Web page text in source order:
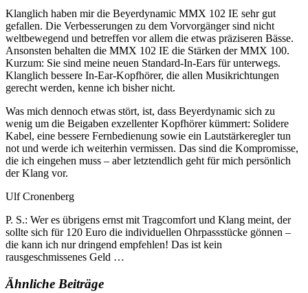
Klanglich haben mir die Beyerdynamic MMX 102 IE sehr gut
gefallen. Die Verbesserungen zu dem Vorvorgänger sind nicht
weltbewegend und betreffen vor allem die etwas präziseren Bässe.
Ansonsten behalten die MMX 102 IE die Stärken der MMX 100.
Kurzum: Sie sind meine neuen Standard-In-Ears für unterwegs.
Klanglich bessere In-Ear-Kopfhörer, die allen Musikrichtungen
gerecht werden, kenne ich bisher nicht.
Was mich dennoch etwas stört, ist, dass Beyerdynamic sich zu
wenig um die Beigaben exzellenter Kopfhörer kümmert: Solidere
Kabel, eine bessere Fernbedienung sowie ein Lautstärkeregler tun
not und werde ich weiterhin vermissen. Das sind die Kompromisse,
die ich eingehen muss – aber letztendlich geht für mich persönlich
der Klang vor.
Ulf Cronenberg
P. S.: Wer es übrigens ernst mit Tragcomfort und Klang meint, der
sollte sich für 120 Euro die individuellen Ohrpassstücke gönnen –
die kann ich nur dringend empfehlen! Das ist kein
rausgeschmissenes Geld …
Ähnliche Beiträge